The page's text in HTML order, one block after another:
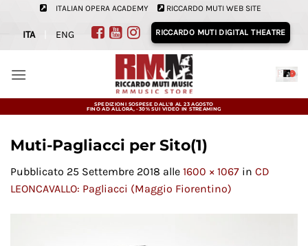
contenuti
ITALIAN OPERA ACADEMY RICCARDO MUTI WEB SITE
ITA ENG RICCARDO MUTI DIGITAL THEATRE
SPEDIZIONI SOSPESE DALL'8 AL 23 AGOSTO
FINO AD ALLORA, -30% SUI VIDEO IN STREAMING
Muti-Pagliacci per Sito(1)
Pubblicato 25 Settembre 2018 alle 1600 × 1067 in CD
LEONCAVALLO: Pagliacci (Maggio Fiorentino)